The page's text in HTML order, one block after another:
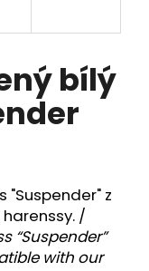
bílý
"Suspender" z
/
“Suspender”
with our